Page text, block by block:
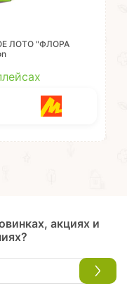
ЛОТО "ФЛОРА
акциях и